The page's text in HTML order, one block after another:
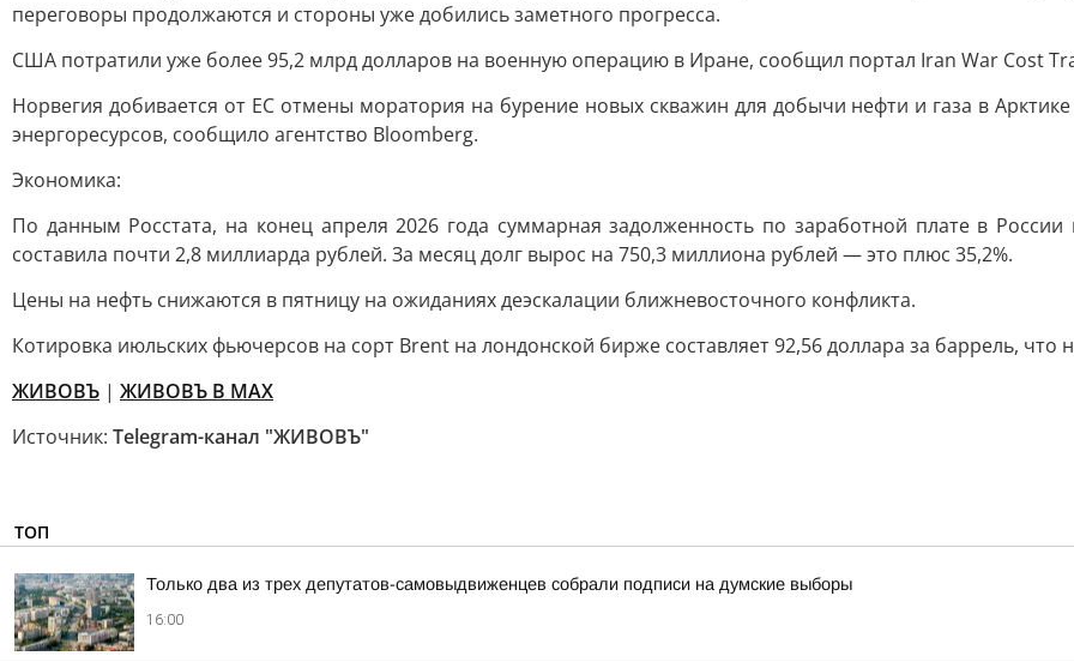
переговоры продолжаются и стороны уже добились заметного прогресса.
США потратили уже более 95,2 млрд долларов на военную операцию в Иране, сообщил портал Iran War Cost
Норвегия добивается от ЕС отмены моратория на бурение новых скважин для добычи нефти и газа в
энергоресурсов, сообщило агентство Bloomberg.
Экономика:
По данным Росстата, на конец апреля 2026 года суммарная задолженность по заработной плате в
составила почти 2,8 миллиарда рублей. За месяц долг вырос на 750,3 миллиона рублей — это плюс 35,2%.
Цены на нефть снижаются в пятницу на ожиданиях деэскалации ближневосточного конфликта.
Котировка июльских фьючерсов на сорт Brent на лондонской бирже составляет 92,56 доллара за баррель,
ЖИВОВЪ | ЖИВОВЪ В МАХ
Источник: Telegram-канал "ЖИВОВЪ"
ТОП
Только два из трех депутатов-самовыдвиженцев собрали подписи на думские выборы
16:00